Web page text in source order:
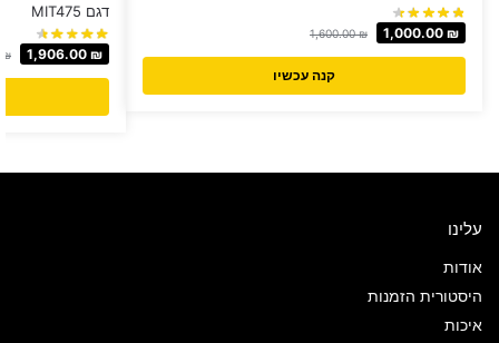
1,600.00₪ 1,000.00 ₪
קנה עכשיו
דגם MIT475
₪ 1,906.00 ₪
עלינו
אודות
היסטורית הזמנות
איכות